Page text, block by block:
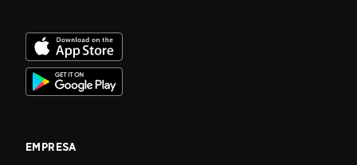
EMPRESA